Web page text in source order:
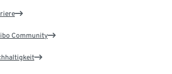
Community